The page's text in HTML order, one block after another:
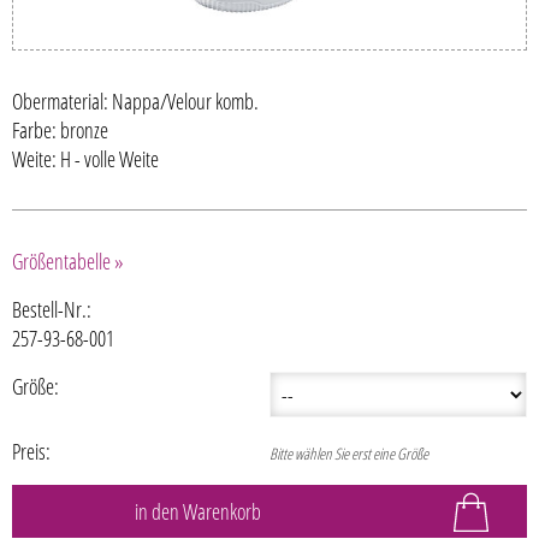
Obermaterial: Nappa/Velour komb.
Farbe: bronze
Weite: H - volle Weite
Größentabelle »
Bestell-Nr.:
257-93-68-001
Größe:
Preis: Bitte wählen Sie erst eine Größe